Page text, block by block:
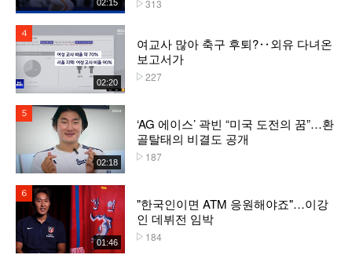
02:15 313
02:20
여교사 많아 축구 후퇴?‥외유 다녀온
보고서가
227
02:18
‘AG 에이스’ 곽빈 “미국 도전의 꿈”…환
골탈태의 비결도 공개
187
01:46
"한국인이면 ATM 응원해야죠"…이강
인 데뷔전 임박
184